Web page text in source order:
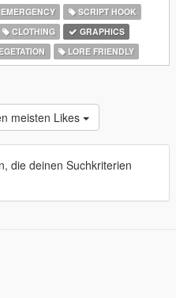
SCRIPT HOOK
CLOTHING
GRAPHICS
LORE FRIENDLY
meisten Likes
die deinen Suchkriterien